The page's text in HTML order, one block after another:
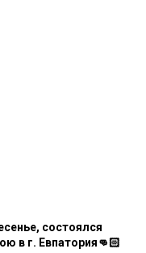
состоялся
в г. Евпатория👊🏻